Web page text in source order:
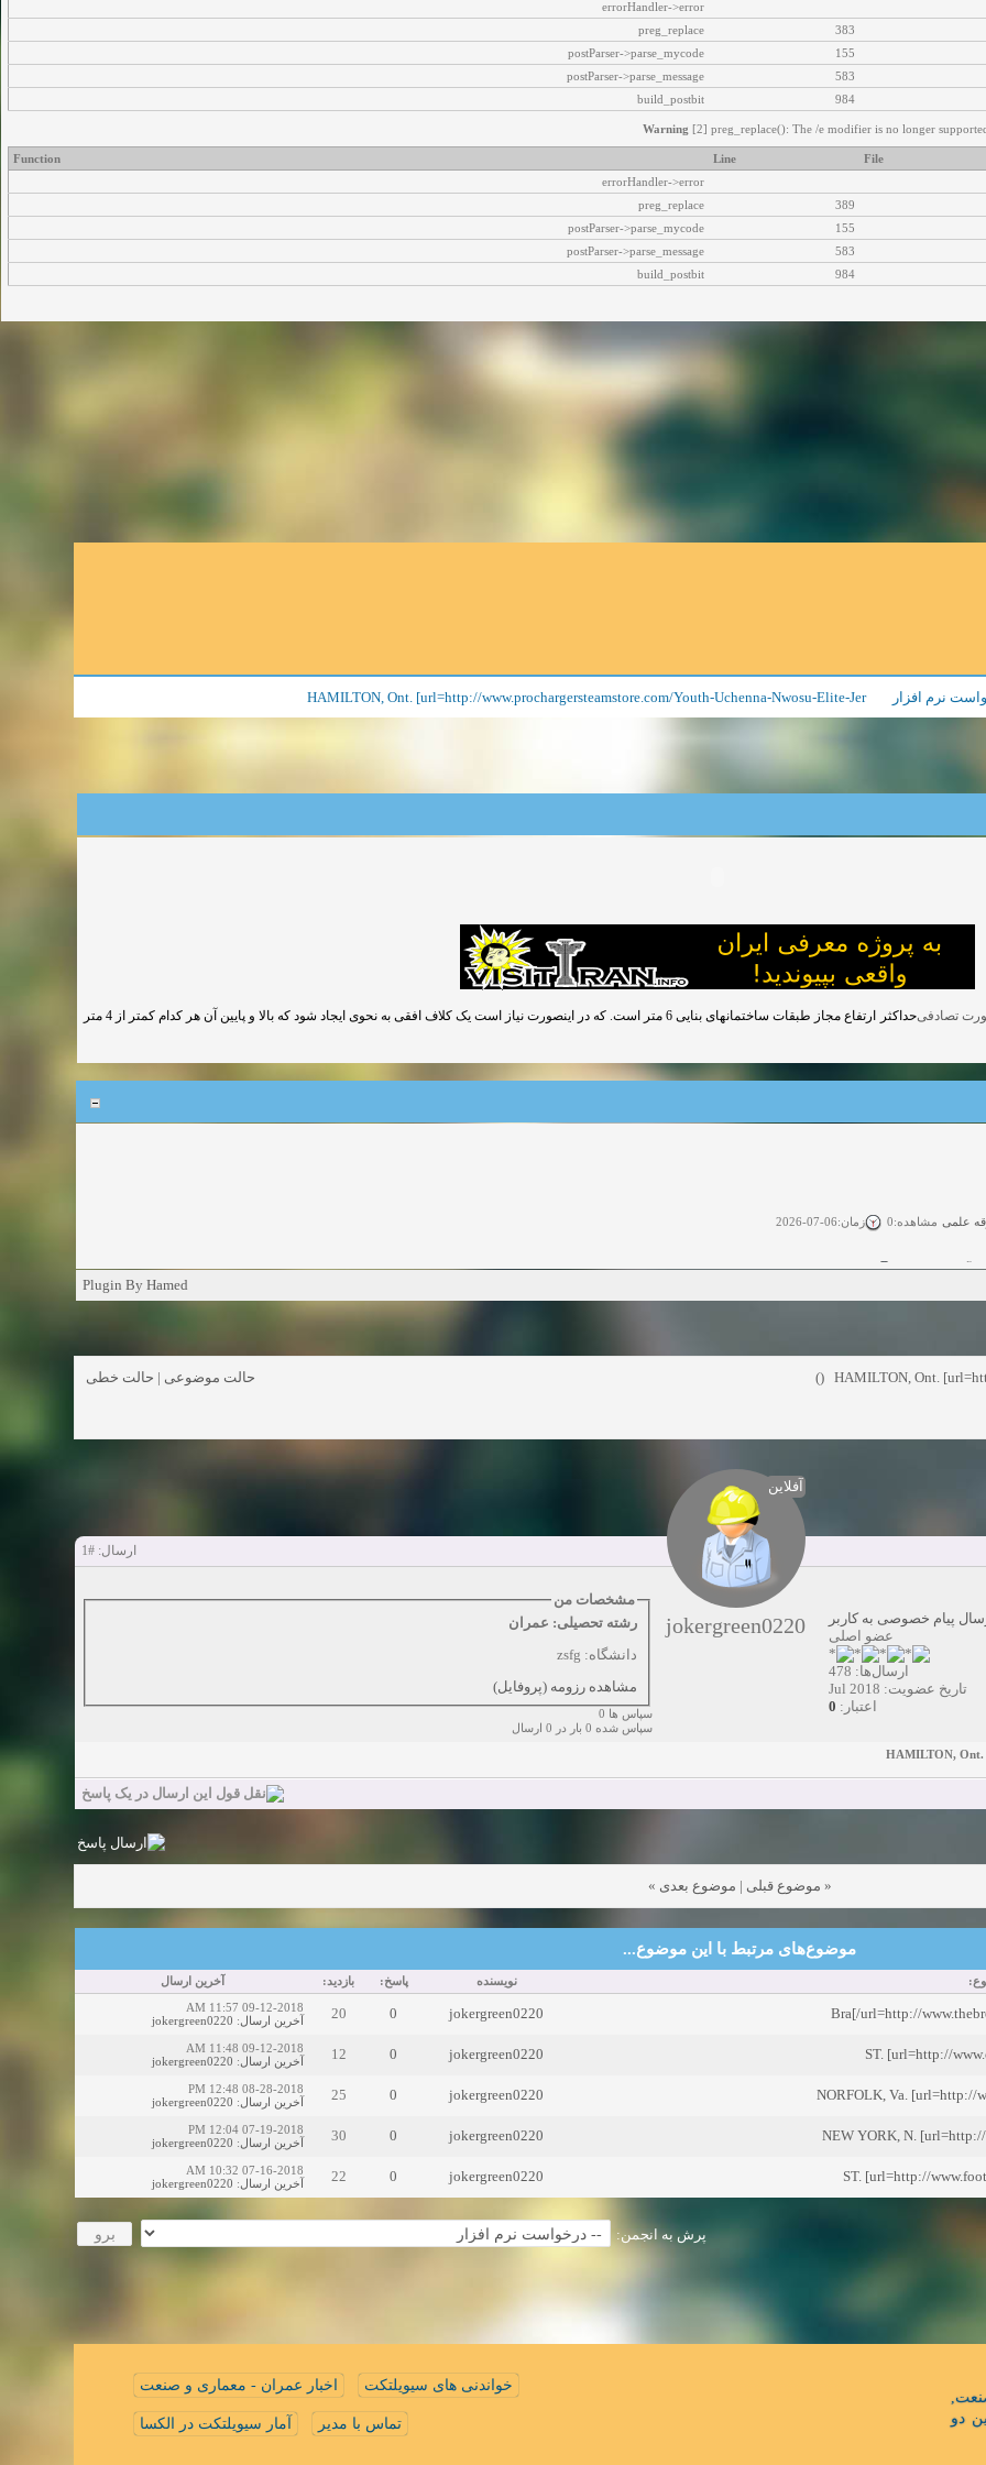
errorHandler->error
383
preg_replace
155
postParser->parse_mycode
583
postParser->parse_message
984
build_postbit
Warning [2] preg_replace(): The /e modifier is no longer
File
Line
Function
errorHandler->error
389
preg_replace
155
postParser->parse_mycode
583
postParser->parse_message
984
build_postbit
نرم افزار HAMILTON, Ont. [url=http://www.prochargersteamstore.com/Youth-Uchenna-Nwosu-Elite-Jer
حداکثر ارتفاع مجاز طبقات ساختمانهای بنایی 6 متر است. که در اینصورت نیاز است یک کلاف افقی به نحوی ایجاد شود که بالا و پایین آن هر کدام کمتر از 4 متر
آزاد مشاهده:0 زمان:11-04-2025
دعوت به همکاری مشاهده:0 زمان:11-11-2024
دعوت به همکاری مشاهده:0 زمان:10-21-2024
دعوت به همکاری مشاهده:0 زمان:10-11-2024
Plugin By Hamed
حالت موضوعی | حالت خطی
HAMILTON, Ont.
ارسال:#1
آفلاین
jokergreen0220
پیام خصوصی به کاربر
عضو اصلی
ارسال‌ها: 478
تاریخ عضویت: Jul 2018
اعتبار: 0
مشخصات من
رشته تحصیلی: عمران
دانشگاه: zsfg
مشاهده رزومه (پروفایل)
سپاس ها 0
سپاس شده 0 بار در 0 ارسال
HAMILTON, Ont.
« موضوع قبلی | موضوع بعدی »
موضوع‌های مرتبط با این موضوع...
نویسنده پاسخ: بازدید: آخرین ارسال
jokergreen0220
0
20
09-12-2018 11:57 AM
آخرین ارسال:
jokergreen0220
ST. [url=http://
jokergreen0220
0
12
09-12-2018 11:48 AM
آخرین ارسال:
jokergreen0220
NORFOLK, Va. [url=http://
jokergreen0220
0
25
08-28-2018 12:48 PM
آخرین ارسال:
jokergreen0220
NEW YORK, N.
jokergreen0220
0
30
07-19-2018 12:04 PM
آخرین ارسال:
jokergreen0220
ST. [url=http://
jokergreen0220
0
22
07-16-2018 10:32 AM
آخرین ارسال:
jokergreen0220
پرش به انجمن:
دو
خواندنی های سیویلتکت اخبار عمران - معماری و صنعت
تماس با مدیر آمار سیویلتکت در الکسا